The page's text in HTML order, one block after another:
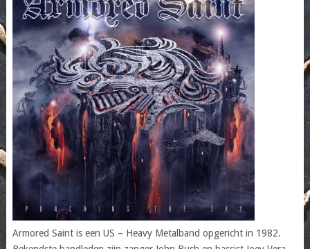
Armored Saint is een US – Heavy Metalband opgericht in 1982.